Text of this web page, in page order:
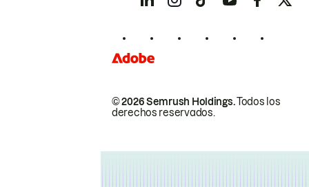
© 2026 Semrush Holdings.Todos los
derechos reservados.